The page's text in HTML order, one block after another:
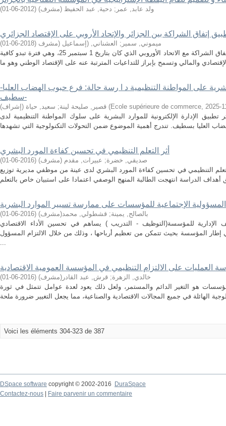
ولد عابد, عمر ; دحية, عبد الحفيظ (مشرف) (
2012-06-01
)
إتفاق الشراكة بين الجزائر والإتحاد الأروبي على الإقتصاد الجزائري
ميموني, سمير ; العشناني, (إسماعيل (مشرف (
2018-06-01
)
عد مرور أزيد عقد من الزمن على دخول اتفاق الشراكة مع الاتحاد الأوروبي الذي كان بتاريخ 1 سبتمبر 25، وهي فترة تبدو كافية
البشرية على المواطنة التنظيمية د ا رسة حالة: فرع حبوب الهضاب العليا-
سطيف-
قصير, صليحة لينة; سعيد, حياة (إشراف) (Ecole supérieure de commerce, 2025-
الإدارة الإلكترونية للموارد البشرية على سلوك المواطنة التنظيمية لدى
أثر التعلم التنظيمي في تحسين كفاءة المورد البشري
صديقي, خضرة; عبيرات, مقدم (مشرف) (
2016-06-01
)
التنظيمي في تحسين كفاءة المورد البشري لدى عينة من موظفي مديرية توزيع
المسؤولية الإجتماعية للمؤسسات على ممارسة تسيير الموارد البشرية
بالصالح, يمينة; قشطولي, محمد(مشرف) (
2016-06-01
)
الإدارية للمؤسسة(التوظيف - التدريب ) يساهم في تحسين الأداء الاقتصادي
إطار المؤسسة بحيث تتمكن من تعظيم أرباحها ، وذلك من خلال الالتزام المسؤول
...
العمليات على الالتزام التنظيمي في المؤسسة العمومية الاقتصادية
خالدي, الزهرة; قرش, عبد القادر(مشرف) (
2016-06-01
)
هو التغير الدائم والمستمر، ولعل ذلك يعود لعدة عوامل تتمثل في ثورة
Voici les éléments 304-323 de 387
DSpace software copyright © 2002-2016
DuraSpace
Contactez-nous
Faire parvenir un commentaire